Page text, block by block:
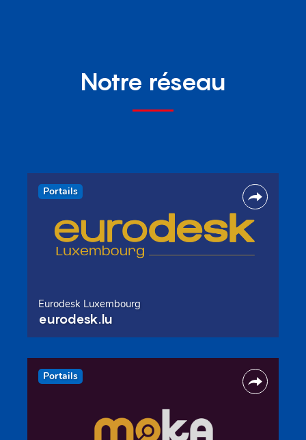
Notre réseau
Portails
Eurodesk Luxembourg
eurodesk.lu
Portails